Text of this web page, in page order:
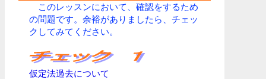
このレッスンにおいて、確認をするため
の問題です。余裕がありましたら、チェッ
クしてみてください。
仮定法過去について